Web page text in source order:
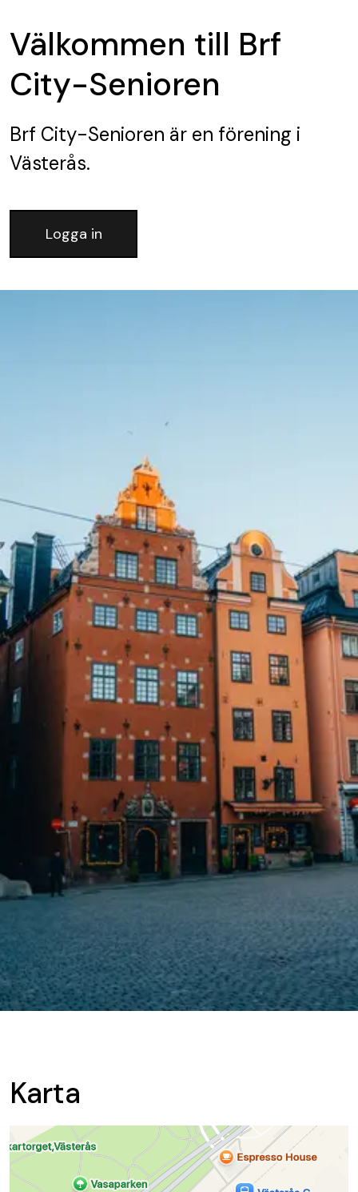
Välkommen till Brf
City-Senioren
Brf City-Senioren är en förening i
Västerås.
Logga in
Karta